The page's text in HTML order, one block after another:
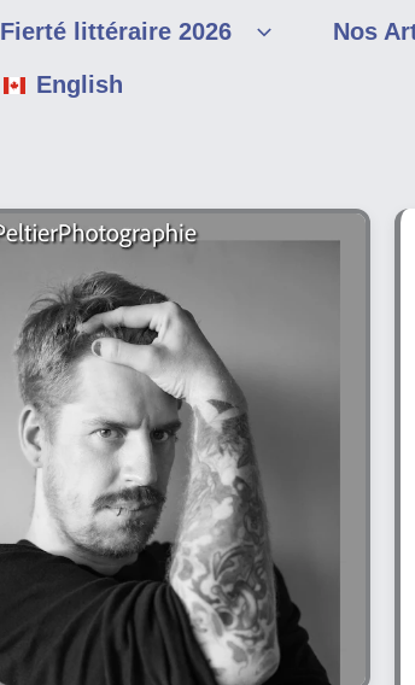
Fierté littéraire 2026 Nos
English